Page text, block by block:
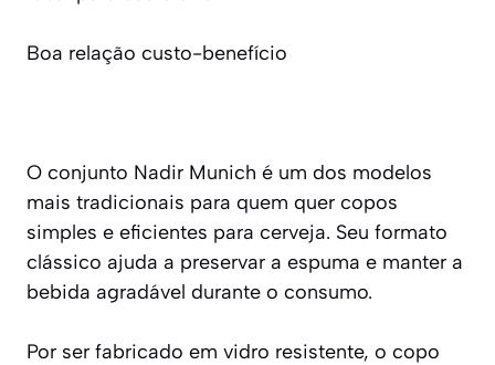
Boa relação custo-benefício
O conjunto Nadir Munich é um dos modelos
mais tradicionais para quem quer copos
simples e eficientes para cerveja. Seu formato
clássico ajuda a preservar a espuma e manter a
bebida agradável durante o consumo.
Por ser fabricado em vidro resistente, o copo